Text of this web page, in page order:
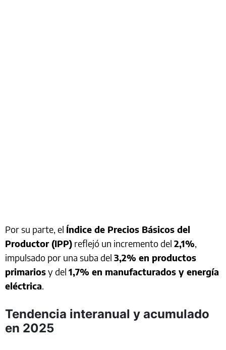
Por su parte, el Índice de Precios Básicos del
Productor (IPP) reflejó un incremento del 2,1%,
impulsado por una suba del 3,2% en productos
primariosy del 1,7% en manufacturados y energía
eléctrica.
Tendencia interanual y acumulado
en 2025